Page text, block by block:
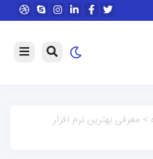
معرفی بهترین نرم افزار